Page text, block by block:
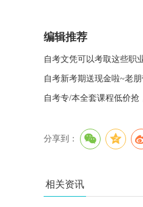
编辑推荐
自考文凭可以考取这些职
自考新考期送现金啦~老
自考专/本全套课程低价抢
分享到：
相关资讯